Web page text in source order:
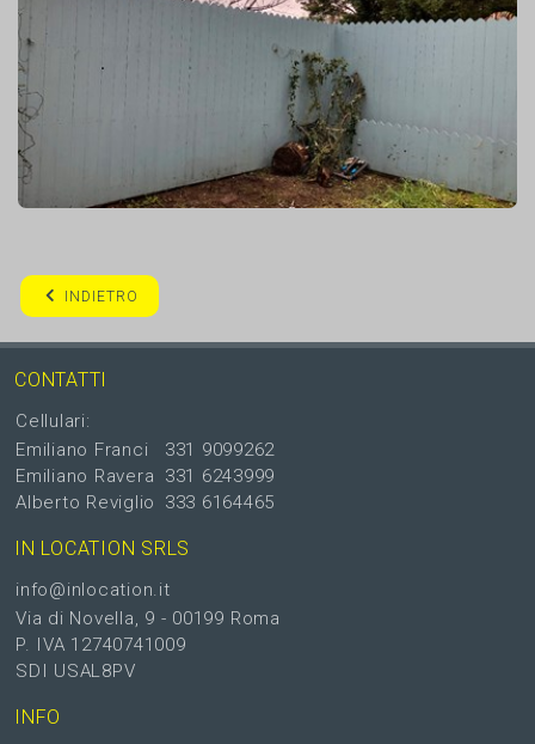
INDIETRO
CONTATTI
Cellulari:
Emiliano Franci
Emiliano Ravera
Alberto Reviglio
331 9099262
331 6243999
333 6164465
IN LOCATION SRLS
info@inlocation.it
Via di Novella, 9 - 00199 Roma
P. IVA 12740741009
SDI USAL8PV
INFO